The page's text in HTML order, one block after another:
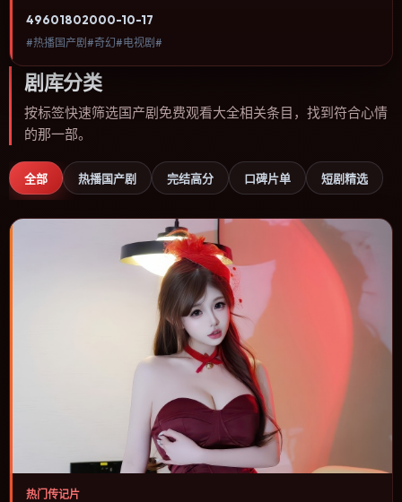
进，节奏与视听语言统一，可作为休闲观影或类型片补片的选择。
49601802000-10-17
#热播国产剧#奇幻#电视剧#
剧库分类
按标签快速筛选国产剧免费观看大全相关条目，找到符合心情
的那一部。
全部 热播国产剧 完结高分 口碑片单 短剧精选
热门传记片